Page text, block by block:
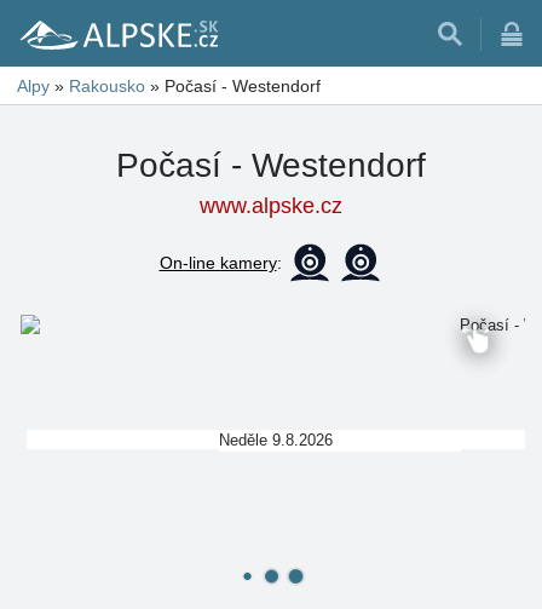
Alpy » Rakousko » Počasí - Westendorf
Počasí - Westendorf
www.alpske.cz
On-line kamery:
Neděle 9.8.2026